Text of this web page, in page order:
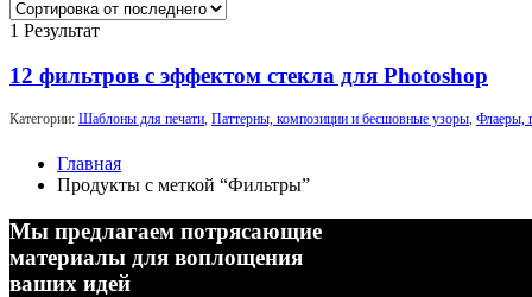
1 Результат
12 фильтров с эффектом стекла для Photoshop
Категории: Шаблоны для печати, Паттерны, композиции и бесшовные узоры, Флаеры,
Главная
Продукты с меткой “Фильтры”
Мы предлагаем потрясающие
материалы для воплощения
ваших идей